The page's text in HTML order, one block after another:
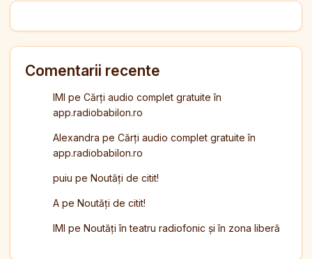
Comentarii recente
IMI pe Cărți audio complet gratuite în
app.radiobabilon.ro
Alexandra pe Cărți audio complet gratuite în
app.radiobabilon.ro
puiu pe Noutăți de citit!
A pe Noutăți de citit!
IMI pe Noutăți în teatru radiofonic și în zona liberă